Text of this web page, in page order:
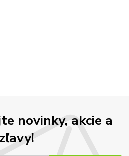
novinky, akcie a
zľavy!